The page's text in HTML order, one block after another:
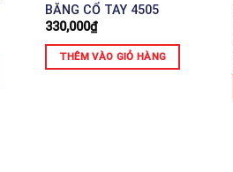
BĂNG CỔ TAY 4505
330,000₫
THÊM VÀO GIỎ HÀNG